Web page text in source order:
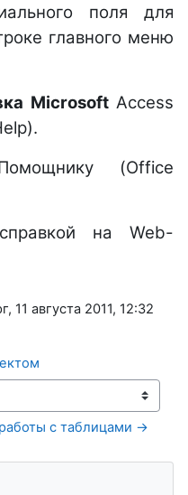
поля для
главного меню
Microsoft Access
(Office
на Web-
11 августа 2011, 12:32
с таблицами →